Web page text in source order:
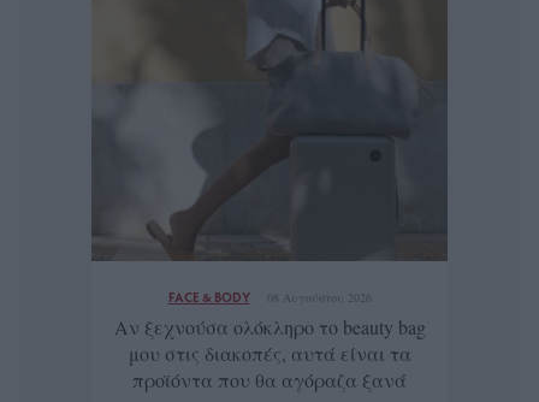
FACE & BODY 08 Αυγούστου 2026
Αν ξεχνούσα ολόκληρο το beauty bag
μου στις διακοπές, αυτά είναι τα
προϊόντα που θα αγόραζα ξανά